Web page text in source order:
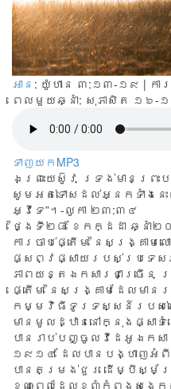
អាន : យ៉ូហាន ៣:១៣-១៩ | កា
ពេលមួយឆ្នាំ: សុភាសិត ១៦-
ទាញយកMP3
ឯ​ព្រះយេស៊ូវ ទ្រង់​មាន​ព្រះ
សូម​អត់​ទោស​ដល់​អ្នក​ទាំង​នេ
អ្វី​ទេ”។-លូកា ២៣:៣៤
ថ្ងៃទី​២៨ ខែ​កក្ដដា ឆ្នាំ​
ការ​ចាប់​ផ្តើម នៃ​សង្រ្គ
ផ្សព្វ​ផ្សាយ​របស់​ប្រទេស​អ
ភាព​យន្ត​ឯកសារ​ជា​ច្រើន
ផ្តើម នៃ​សង្រ្គាម​ដែល​មាន​
កម្ម​វិធី​ទូរទស្សន៍​របស់​លោ
មាន​មូល​ដ្ឋាន​នៅ​ក្នុង​ផ្ស
បាន​រាប់​បញ្ចូល​វីដេអូ​ឯក​
១៩១៤ ដែល​បាន​បង្ហាញ​អំ
បាន​តម្រង់​ជួរ ដើម្បី​ស្
ខណៈ​ពេល​ដែល​ខ្ញុំ​កំពុង​សង្កេ